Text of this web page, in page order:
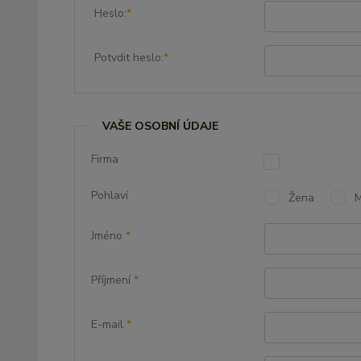
Heslo:*
Potvdit heslo:*
VAŠE OSOBNÍ ÚDAJE
Firma
Pohlaví Žena
Jméno *
Příjmení *
E-mail *